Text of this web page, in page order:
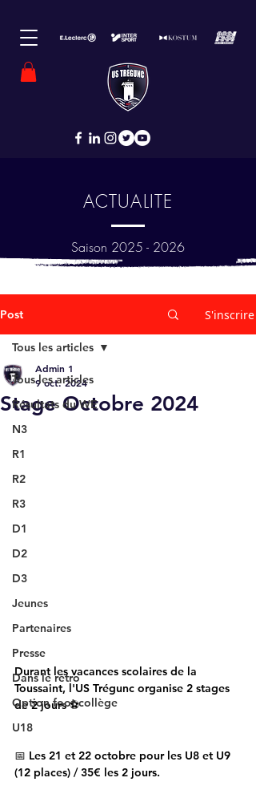
ACTUALITE
Saison 2025 - 2026
Post S'inscrire
Tous les articles
Résultats du WE
N3
R1
R2
R3
D1
D2
D3
Jeunes
Partenaires
Presse
Dans le rétro
Option foot collège
U18
Tous les articles
Stage Octobre 2024
Admin 1
9 oct. 2024
Durant les vacances scolaires de la
Toussaint, l'US Trégunc organise 2 stages
de 2 jours ⚽️
📅 Les 21 et 22 octobre pour les U8 et U9
(12 places) / 35€ les 2 jours.